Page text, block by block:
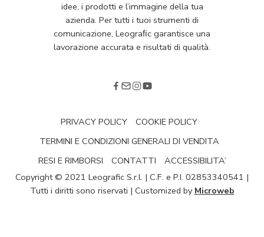
idee, i prodotti e l’immagine della tua
azienda. Per tutti i tuoi strumenti di
comunicazione, Leograﬁc garantisce una
lavorazione accurata e risultati di qualità.
PRIVACY POLICY
COOKIE POLICY
TERMINI E CONDIZIONI GENERALI DI VENDITA
RESI E RIMBORSI
CONTATTI
ACCESSIBILITA’
Copyright © 2021 Leografic S.r.l. | C.F. e P.I. 02853340541 |
Tutti i diritti sono riservati | Customized by Microweb